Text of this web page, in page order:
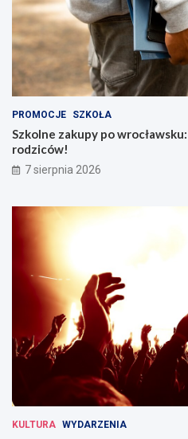
PROMOCJE SZKOŁA
Szkolne zakupy po
rodziców!
7 sierpnia 2026
KULTURA WYDARZENIA